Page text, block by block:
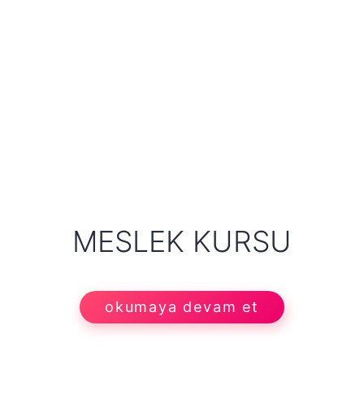
MESLEK KURSU
okumaya devam et